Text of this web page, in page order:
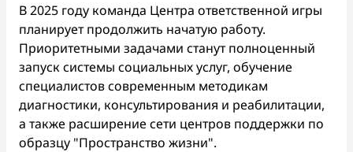
В 2025 году команда Центра ответственной игры
планирует продолжить начатую работу.
Приоритетными задачами станут полноценный
запуск системы социальных услуг, обучение
специалистов современным методикам
диагностики, консультирования и реабилитации,
а также расширение сети центров поддержки по
образцу "Пространство жизни".